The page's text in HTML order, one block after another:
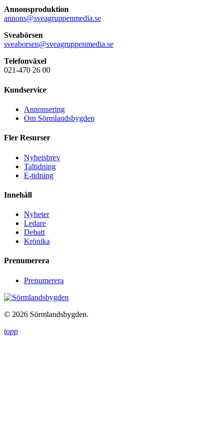
Annonsproduktion
annons@sveagruppenmedia.se
Sveabörsen
sveaborsen@sveagruppenmedia.se
Telefonväxel
021-470 26 00
Kundservice
Annonsering
Om Sörmlandsbygden
Fler Resurser
Nyhetsbrev
Taltidning
E-tidning
Innehåll
Nyheter
Ledare
Debatt
Krönika
Prenumerera
Prenumerera
© 2026 Sörmlandsbygden.
topp